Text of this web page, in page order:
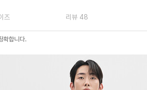
즈 리뷰 48
확합니다.